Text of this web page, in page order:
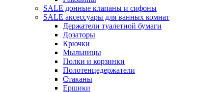
SALE донные клапаны и сифоны
SALE аксессуары для ванных комнат
Держатели туалетной бумаги
Дозаторы
Крючки
Мыльницы
Полки и корзинки
Полотенцедержатели
Стаканы
Ершики